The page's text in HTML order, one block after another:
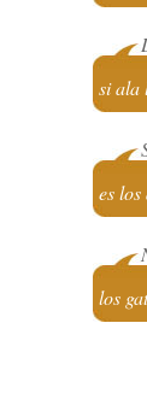
si ala
es los
los